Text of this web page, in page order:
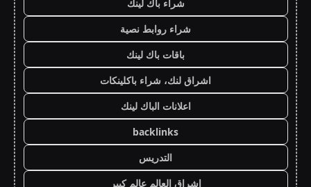
شراء باك لينك
شراء روابط نصية
باقات باك لينك
اشراق لنك، شراء باكلينكات
اعلانات الباك لينك
backlinks
التدريس
اشراق العالم عالم كبير